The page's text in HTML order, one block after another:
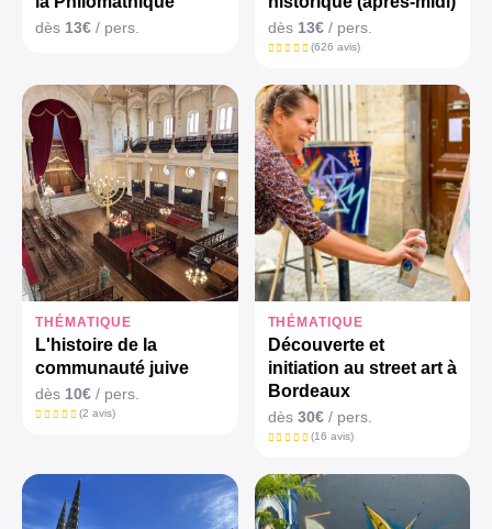
dès 13€ / pers. dès 13€/ pers.
(626 avis)
THÉMATIQUE
L'histoire de la
communauté juive
dès 10€ / pers.
(2 avis)
THÉMATIQUE
Découverte et
initiation au street art à
Bordeaux
dès 30€/ pers.
(16 avis)